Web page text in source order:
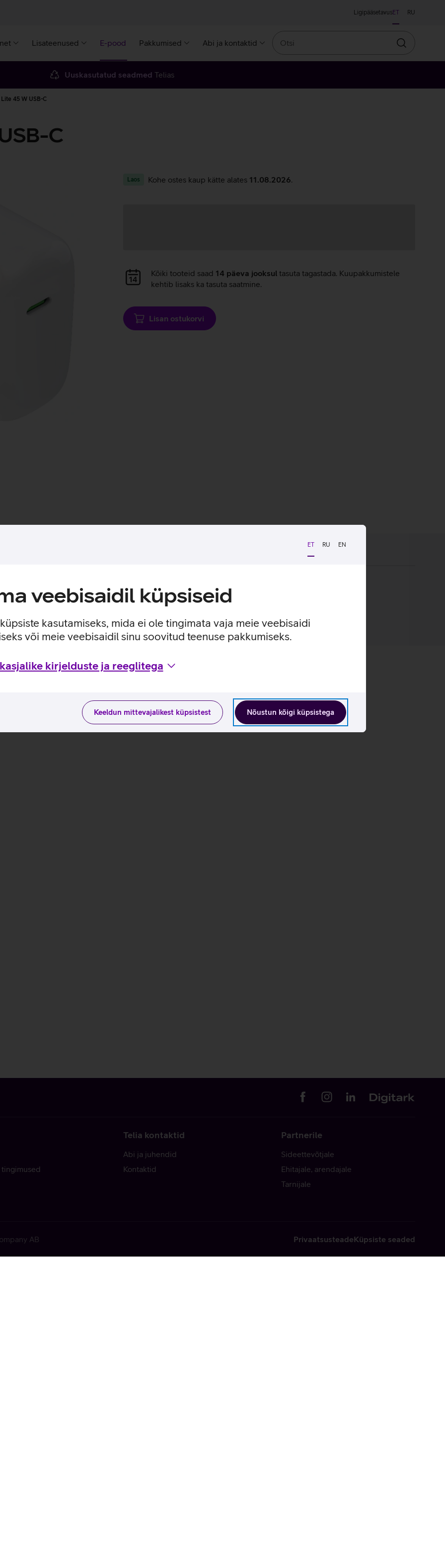
ET RU EN
veebisaidil küpsiseid
kasutamiseks, mida ei ole tingimata vaja meie veebisaidi
või meie veebisaidil sinu soovitud teenuse pakkumiseks.
kirjelduste ja reeglitega
Nõustun kõigi küpsistega
Keeldun mittevajalikest küpsistest
LigipääsetavusET RU
Lisateenused E-pood Pakkumised Abi ja kontaktid
Otsin
Uuskasutatud seadmed Telias
45 W USB-C
C
Laos Kohe ostes kaup kätte alates 11.08.2026
Andmete
laadimine
Kõiki tooteid saad 14 päeva jooksul tasuta tagastada. Kuupakkumistele
kehtib lisaks ka tasuta saatmine.
Lisan ostukorvi
45 W.
Telia kontaktid
Abi ja juhendid
Kontaktid
Partnerile
Sideettevõtjale
Ehitajale, arendajale
Tarnijale
AB PrivaatsusteadeKüpsiste seaded